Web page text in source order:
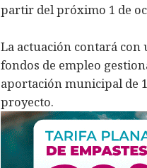
partir del próximo 1 de
La actuación contará con
fondos de empleo
aportación municipal de
proyecto.